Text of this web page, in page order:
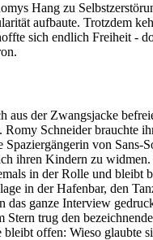
Hang zu
aufbaute. Trotzdem
sich endlich Freiheit -
aus der Zwangsjacke
Schneider brauchte
von Sans-
ihren Kindern zu
in der Rolle und bleibt
in der Hafenbar, den
ganze Interview
Stern trug den
offen: Wieso glaubte